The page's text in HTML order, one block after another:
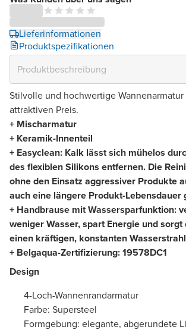
Lieferinformationen
Produktspezifikationen
Stilvolle und hochwertige
attraktiven Preis.
+ Mischarmatur
+ Keramik-Innenteil
+ Easyclean: Kalk lässt sich mühelos
des flexiblen Silikons entfernen. Die
ohne den Einsatz aggressiver Produkte
auch eine längere Produkt-Lebensdauer
+ Handbrause mit Wassersparfunktion:
weniger Wasser, spart Energie und
einen kräftigen, konstanten
+ Belgaqua-Zertifizierung: 19578DC1
Design
4-Loch-Wannenrandarmatur
Farbe: Supersteel
Formgebung: elegante, abgerundete